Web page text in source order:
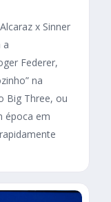
x Sinner
a
Federer,
na
Big Three, ou
época em